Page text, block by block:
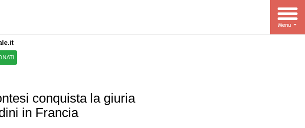
conquista la giuria
in Francia